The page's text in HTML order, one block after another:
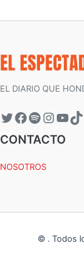
EL DIARIO QUE
CONTACTO
NOSOTROS
© . Todos